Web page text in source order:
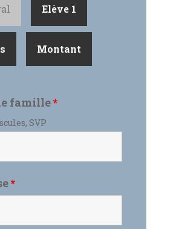
Elève 1
Montant
famille*
SVP
*